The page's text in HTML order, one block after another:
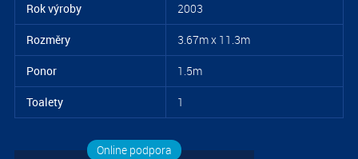
Rok výroby 2003
Rozměry 3.67m x 11.3m
Ponor 1.5m
Toalety 1
Online podpora